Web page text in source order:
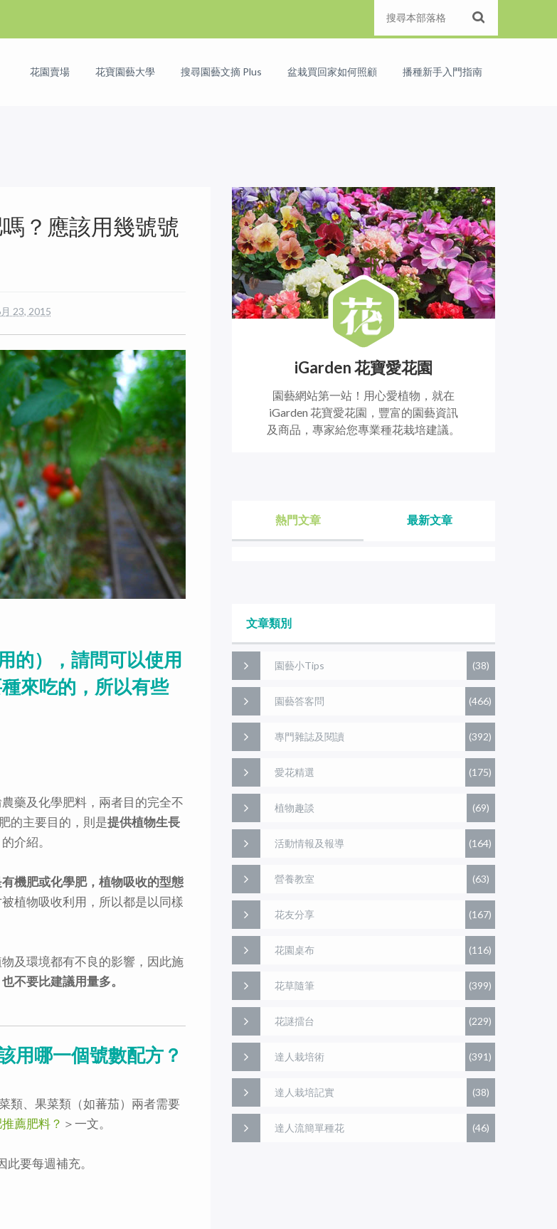
花園賣場 花寶園藝大學 搜尋園藝文摘 Plus 盆栽買回家如何照顧 播種新手入門指南
？應該用幾號號
23, 2015
的），請問可以使用
來吃的，所以有些
藥及化學肥料，兩者目的完全不
的主要目的，則是提供植物生長
的介紹。
機肥或化學肥，植物吸收的型態
植物吸收利用，所以都是以同樣
及環境都有不良的影響，因此施
不要比建議用量多。
用哪一個號數配方？
類、果菜類（如蕃茄）兩者需要
薦肥料？ ＞一文。
要每週補充。
iGarden 花寶愛花園
園藝網站第一站！用心愛植物，就在
iGarden 花寶愛花園，豐富的園藝資訊
及商品，專家給您專業種花栽培建議。
熱門文章 最新文章
文章類別
園藝小Tips (38)
園藝答客問 (466)
專門雜誌及閱讀 (392)
愛花精選 (175)
植物趣談 (69)
活動情報及報導 (164)
營養教室 (63)
花友分享 (167)
花園桌布 (116)
花草隨筆 (399)
花謎擂台 (229)
達人栽培術 (391)
達人栽培記實 (38)
達人流簡單種花 (46)